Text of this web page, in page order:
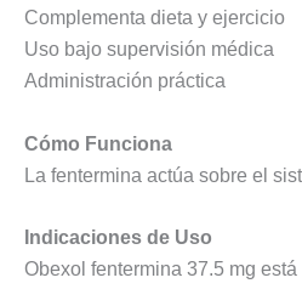
Complementa dieta y ejercicio
Uso bajo supervisión médica
Administración práctica
Cómo Funciona
La fentermina actúa sobre el
Indicaciones de Uso
Obexol fentermina 37.5 mg